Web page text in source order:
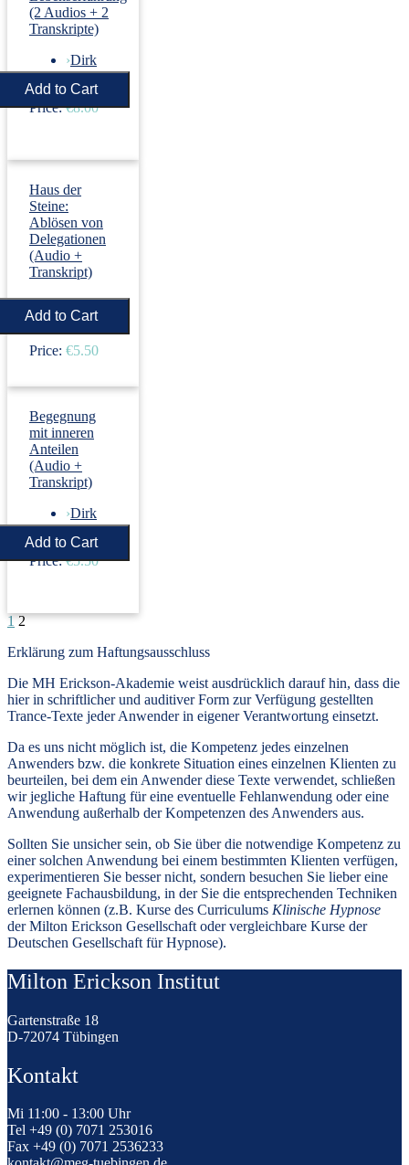
(2 Audios + 2
Transkripte)
›Dirk
Revenstorf
Price: €8.00
Haus der
Steine:
Ablösen von
Delegationen
(Audio +
Transkript)
›Dirk
Revenstorf
Price: €5.50
Begegnung
mit inneren
Anteilen
(Audio +
Transkript)
›Dirk
Revenstorf
Price: €5.50
1 2
Erklärung zum Haftungsausschluss
Die MH Erickson-Akademie weist ausdrücklich darauf hin, dass die
hier in schriftlicher und auditiver Form zur Verfügung gestellten
Trance-Texte jeder Anwender in eigener Verantwortung einsetzt.
Da es uns nicht möglich ist, die Kompetenz jedes einzelnen
Anwenders bzw. die konkrete Situation eines einzelnen Klienten zu
beurteilen, bei dem ein Anwender diese Texte verwendet, schließen
wir jegliche Haftung für eine eventuelle Fehlanwendung oder eine
Anwendung außerhalb der Kompetenzen des Anwenders aus.
Sollten Sie unsicher sein, ob Sie über die notwendige Kompetenz zu
einer solchen Anwendung bei einem bestimmten Klienten verfügen,
experimentieren Sie besser nicht, sondern besuchen Sie lieber eine
geeignete Fachausbildung, in der Sie die entsprechenden Techniken
erlernen können (z.B. Kurse des Curriculums Klinische Hypnose
der Milton Erickson Gesellschaft oder vergleichbare Kurse der
Deutschen Gesellschaft für Hypnose).
Milton Erickson Institut
Gartenstraße 18
D-72074 Tübingen
Kontakt
Mi 11:00 - 13:00 Uhr
Tel +49 (0) 7071 253016
Fax +49 (0) 7071 2536233